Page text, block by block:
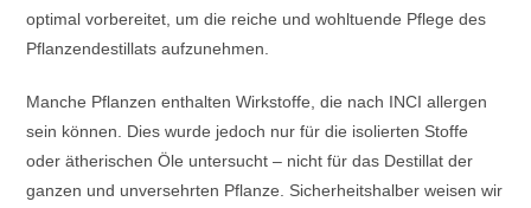
optimal vorbereitet, um die reiche und wohltuende Pflege des
Pflanzendestillats aufzunehmen.
Manche Pflanzen enthalten Wirkstoffe, die nach INCI allergen
sein können. Dies wurde jedoch nur für die isolierten Stoffe
oder ätherischen Öle untersucht – nicht für das Destillat der
ganzen und unversehrten Pflanze. Sicherheitshalber weisen wir